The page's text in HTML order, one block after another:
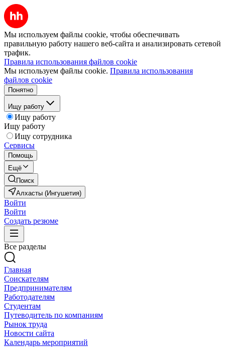
Мы используем файлы cookie, чтобы обеспечивать
правильную работу нашего веб-сайта и анализировать сетевой
трафик.
Правила использования файлов cookie
Мы используем файлы cookie. Правила использования
файлов cookie
Понятно
Ищу работу
Ищу работу
Ищу работу
Ищу сотрудника
Сервисы
Помощь
Ещё
Поиск
Алхасты (Ингушетия)
Войти
Войти
Создать резюме
Все разделы
Главная
Соискателям
Предпринимателям
Работодателям
Студентам
Путеводитель по компаниям
Рынок труда
Новости сайта
Календарь мероприятий